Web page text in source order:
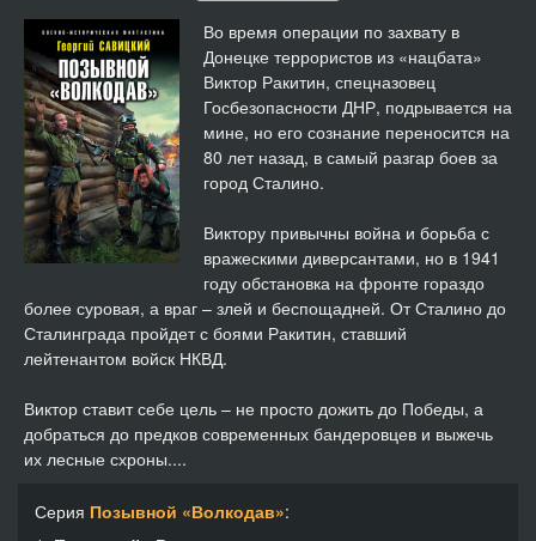
13
40:21
14
49:54
15
36:39
16
05:24
17
Во время операции по захвату в
Донецке террористов из «нацбата»
Виктор Ракитин, спецназовец
Госбезопасности ДНР, подрывается на
мине, но его сознание переносится на
80 лет назад, в самый разгар боев за
город Сталино.
Виктору привычны война и борьба с
вражескими диверсантами, но в 1941
году обстановка на фронте гораздо
более суровая, а враг – злей и беспощадней. От Сталино до
Сталинграда пройдет с боями Ракитин, ставший
лейтенантом войск НКВД.
Виктор ставит себе цель – не просто дожить до Победы, а
добраться до предков современных бандеровцев и выжечь
их лесные схроны....
Серия Позывной «Волкодав»: